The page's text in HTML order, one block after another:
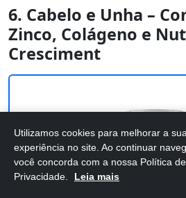
6. Cabelo e Unha –
Zinco, Colágeno e
Cresciment
Utilizamos cookies para melhorar a sua
experiência no site. Ao continuar
você concorda com a nossa Política de
Privacidade.
Leia mais